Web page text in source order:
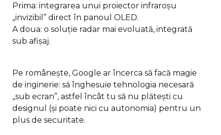
Prima: integrarea unui proiector infraroșu
„invizibil” direct în panoul OLED.
A doua: o soluție radar mai evoluată, integrată
sub afișaj.
Pe românește, Google ar încerca să facă magie
de inginerie: să înghesuie tehnologia necesară
„sub ecran”, astfel încât tu să nu plătești cu
designul (și poate nici cu autonomia) pentru un
plus de securitate.